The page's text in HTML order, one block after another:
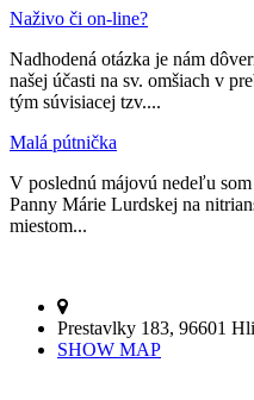
Naživo či on-line?
Nadhodená otázka je nám
našej účasti na sv. omšiach v
tým súvisiacej tzv....
Malá pútnička
V poslednú májovú nedeľu
Panny Márie Lurdskej na
miestom...
Prestavlky 183, 96601
SHOW MAP